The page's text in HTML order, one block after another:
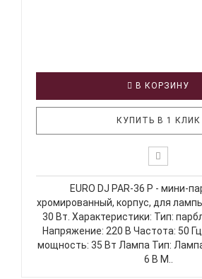
В КОРЗИНУ
КУПИТЬ В 1 КЛИК
EURO DJ PAR-36 P - мини-
хромированный, корпус, для
30 Вт. Характеристики: Тип:
Напряжение: 220 В Частота: 50
мощность: 35 Вт Лампа Тип:
6 В М..